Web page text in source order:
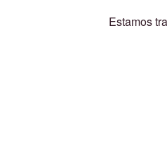
Estamos